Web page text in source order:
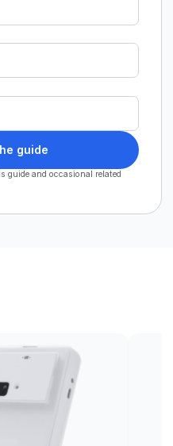
guide
guide and occasional related